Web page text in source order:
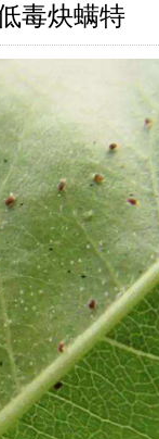
毒炔螨特